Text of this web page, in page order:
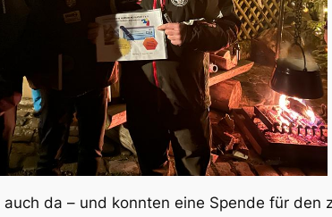
da – und konnten eine Spende für